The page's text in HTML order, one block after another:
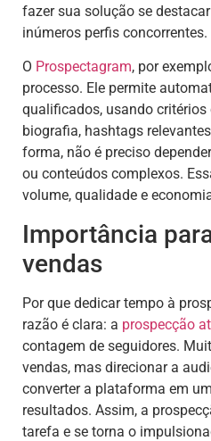
fazer sua solução se
inúmeros perfis concorrentes.
O Prospectagram, por
processo. Ele permite
qualificados, usando
biografia, hashtags
forma, não é preciso
ou conteúdos complexos.
volume, qualidade e
Importância
vendas
Por que dedicar tempo à
razão é clara: a prospecção
contagem de seguidores.
vendas, mas direcionar a
converter a plataforma em
resultados. Assim, a
tarefa e se torna o